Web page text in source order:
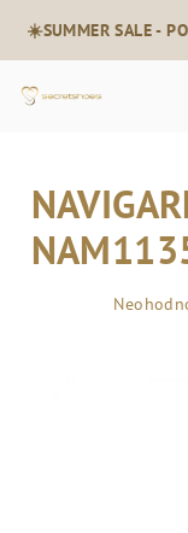
obsah
☀️SUMMER SALE -